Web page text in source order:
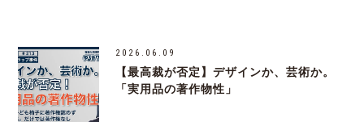
2026.06.09
【最高裁が否定】デザインか、芸術か。
「実用品の著作物性」